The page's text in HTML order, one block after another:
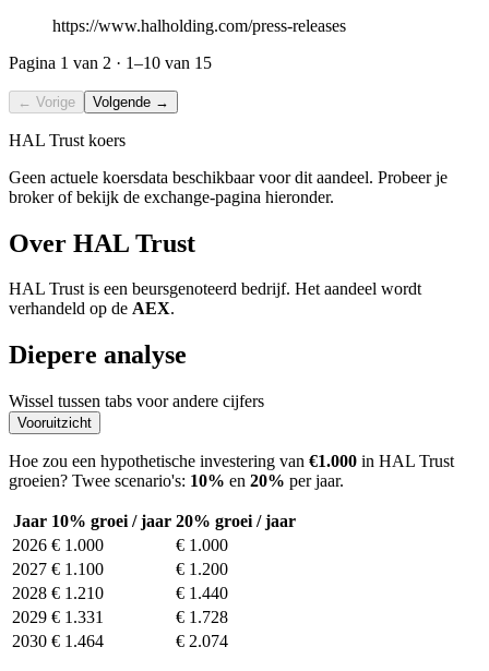
https://www.halholding.com/press-releases
Pagina 1 van 2 · 1–10 van 15
← Vorige Volgende →
HAL Trust koers
Geen actuele koersdata beschikbaar voor dit aandeel. Probeer je
broker of bekijk de exchange-pagina hieronder.
Over HAL Trust
HAL Trust is een beursgenoteerd bedrijf. Het aandeel wordt
verhandeld op de AEX.
Diepere analyse
Wissel tussen tabs voor andere cijfers
Vooruitzicht
Hoe zou een hypothetische investering van €1.000 in HAL Trust
groeien? Twee scenario's: 10% en 20% per jaar.
Jaar 10% groei / jaar 20% groei / jaar
2026 € 1.000
€ 1.000
2027 € 1.100
€ 1.200
2028 € 1.210
€ 1.440
2029 € 1.331
€ 1.728
2030 € 1.464 € 2.074